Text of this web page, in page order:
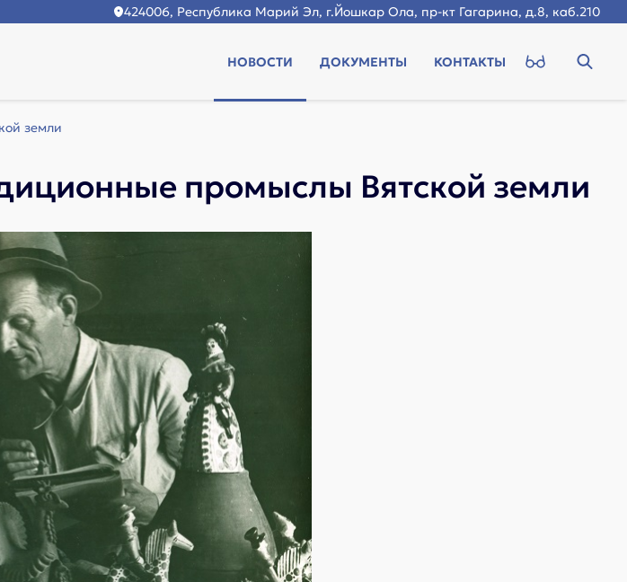
424006, Республика Марий Эл, г.Йошкар Ола, пр-кт Гагарина, д.8, каб.210
НОВОСТИ ДОКУМЕНТЫ КОНТАКТЫ
земли
промыслы Вятской земли